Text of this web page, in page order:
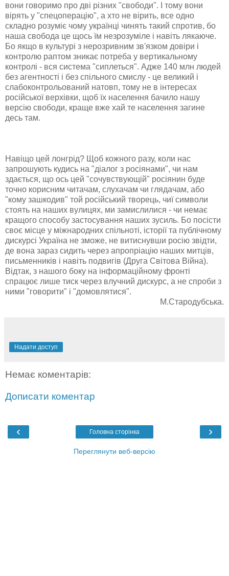
вони говоримо про дві різних "свободи". І тому вони
вірять у "спецоперацію", а хто не вірить, все одно
складно розуміє чому українці чинять такий спротив, бо
наша свобода це щось їм незрозуміле і навіть лякаюче.
Бо якщо в культурі з нерозривним зв'язком довіри і
контролю раптом зникає потреба у вертикальному
контролі - вся система "сиплеться". Адже 140 млн людей
без агентності і без спільного смислу - це великий і
слабоконтрольований натовп, тому не в інтересах
російської верхівки, щоб їх населення бачило нашу
версію свободи, краще вже хай те населення загине
десь там.
Навіщо цей лонгрід? Щоб кожного разу, коли нас
запрошують кудись на "діалог з росіянами", чи нам
здається, що ось цей "сочувствующій" росіянин буде
точно корисним читачам, слухачам чи глядачам, або
"кому зашкодив" той російський творець, чиї символи
стоять на наших вулицях, ми замислилися - чи немає
кращого способу застосування наших зусиль. Бо посісти
своє місце у міжнародних спільноті, історії та публічному
дискурсі Україна не зможе, не витиснувши росію звідти,
де вона зараз сидить через апропріацію наших митців,
письменників і навіть подвигів (Друга Світова Війна).
Відтак, з нашого боку на інформаційному фронті
спрацює лише тиск через влучний дискурс, а не спроби з
ними "говорити" і "домовлятися".
М.Стародубська.
Надати доступ
Немає коментарів:
Дописати коментар
‹ ›
Головна сторінка
Переглянути веб-версію